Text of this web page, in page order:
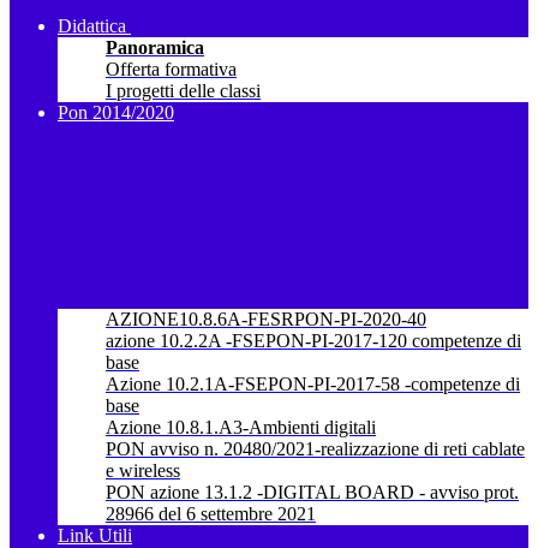
Didattica
Panoramica
Offerta formativa
I progetti delle classi
Pon 2014/2020
AZIONE10.8.6A-FESRPON-PI-2020-40
azione 10.2.2A -FSEPON-PI-2017-120 competenze di
base
Azione 10.2.1A-FSEPON-PI-2017-58 -competenze di
base
Azione 10.8.1.A3-Ambienti digitali
PON avviso n. 20480/2021-realizzazione di reti cablate
e wireless
PON azione 13.1.2 -DIGITAL BOARD - avviso prot.
28966 del 6 settembre 2021
Link Utili